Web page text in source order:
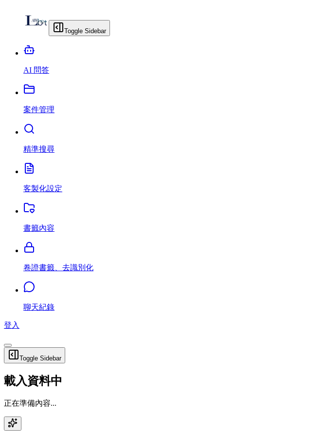
Toggle Sidebar
AI 問答
案件管理
精準搜尋
客製化設定
書籤內容
卷證書籤、去識別化
聊天紀錄
登入
Toggle Sidebar
載入資料中
正在準備內容...